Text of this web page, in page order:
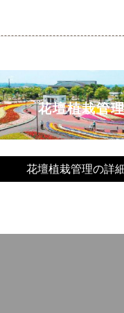
花壇植栽管
花壇植栽管理の詳